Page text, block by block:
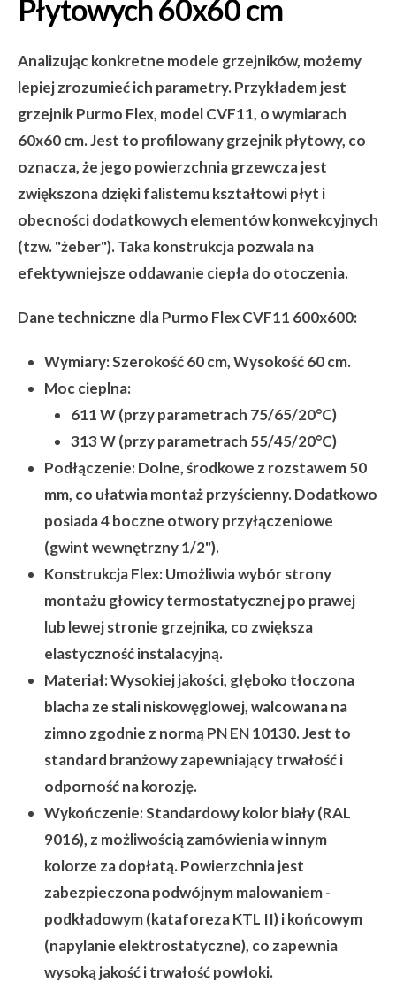
Płytowych 60x60 cm
Analizując konkretne modele grzejników, możemy
lepiej zrozumieć ich parametry. Przykładem jest
grzejnik Purmo Flex, model CVF11, o wymiarach
60x60 cm. Jest to profilowany grzejnik płytowy, co
oznacza, że jego powierzchnia grzewcza jest
zwiększona dzięki falistemu kształtowi płyt i
obecności dodatkowych elementów konwekcyjnych
(tzw. "żeber"). Taka konstrukcja pozwala na
efektywniejsze oddawanie ciepła do otoczenia.
Dane techniczne dla Purmo Flex CVF11 600x600:
Wymiary:Szerokość 60 cm, Wysokość 60 cm.
Moc cieplna:
611 W (przy parametrach 75/65/20°C)
313 W (przy parametrach 55/45/20°C)
Podłączenie:Dolne, środkowe z rozstawem 50
mm, co ułatwia montaż przyścienny. Dodatkowo
posiada 4 boczne otwory przyłączeniowe
(gwint wewnętrzny 1/2").
Konstrukcja Flex:Umożliwia wybór strony
montażu głowicy termostatycznej po prawej
lub lewej stronie grzejnika, co zwiększa
elastyczność instalacyjną.
Materiał:Wysokiej jakości, głęboko tłoczona
blacha ze stali niskowęglowej, walcowana na
zimno zgodnie z normą PN EN 10130. Jest to
standard branżowy zapewniający trwałość i
odporność na korozję.
Wykończenie:Standardowy kolor biały (RAL
9016), z możliwością zamówienia w innym
kolorze za dopłatą. Powierzchnia jest
zabezpieczona podwójnym malowaniem -
podkładowym (kataforeza KTL II) i końcowym
(napylanie elektrostatyczne), co zapewnia
wysoką jakość i trwałość powłoki.